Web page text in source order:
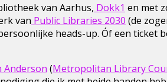
van Aarhus, Dokk1 en met
van Public Libraries 2030 (de
heads-up. Óf een ticket
Anderson (Metropolitan Library